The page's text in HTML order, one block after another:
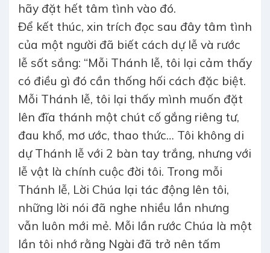
hãy đặt hết tâm tình vào đó.
Để kết thúc, xin trích đọc sau đây tâm tình
của một người đã biết cách dự lễ và rước
lễ sốt sắng: “Mỗi Thánh lễ, tôi lại cảm thấy
có điều gì đó cần thống hối cách đặc biệt.
Mỗi Thánh lễ, tôi lại thấy mình muốn đặt
lên đĩa thánh một chút cố gắng riêng tư,
đau khổ, mơ ước, thao thức… Tôi không di
dự Thánh lễ với 2 bàn tay trắng, nhưng với
lễ vật là chính cuộc đời tôi. Trong mỗi
Thánh lễ, Lời Chúa lại tác động lên tôi,
những lời nói đã nghe nhiều lần nhưng
vẫn luôn mới mẻ. Mỗi lần rước Chúa là một
lần tôi nhớ rằng Ngài đã trở nên tấm